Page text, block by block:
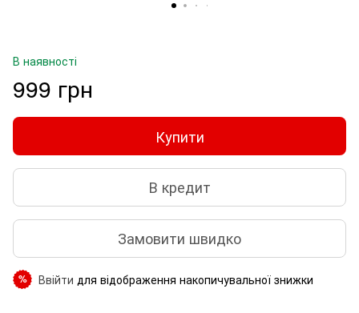
В наявності
999 грн
Купити
В кредит
Замовити швидко
% Ввійти для відображення накопичувальної знижки